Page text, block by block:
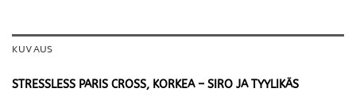
KUVAUS
STRESSLESS PARIS CROSS, KORKEA – SIRO JA TYYLIKÄS